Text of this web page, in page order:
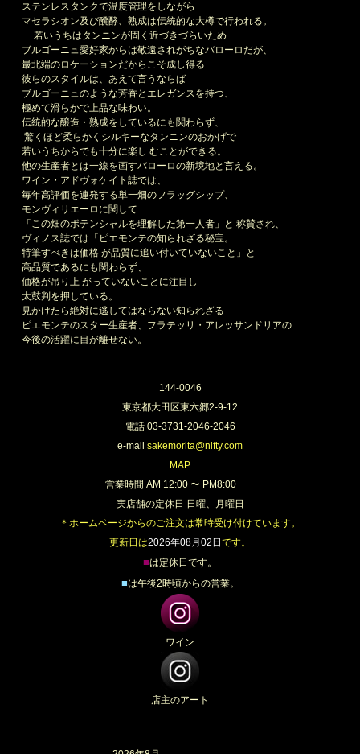
ステンレスタンクで温度管理をしながら
マセラシオン及び醗酵、熟成は伝統的な大樽で行われる。
若いうちはタンニンが固く近づきづらいため
ブルゴーニュ愛好家からは敬遠されがちなバローロだが、
最北端のロケーションだからこそ成し得る
彼らのスタイルは、あえて言うならば
ブルゴーニュのような芳香とエレガンスを持つ、
極めて滑らかで上品な味わい。
伝統的な醸造・熟成をしているにも関わらず、
驚くほど柔らかくシルキーなタンニンのおかげで
若いうちからでも十分に楽し むことができる。
他の生産者とは一線を画すバローロの新境地と言える。
ワイン・アドヴォケイト誌では、
毎年高評価を連発する単一畑のフラッグシップ、
モンヴィリエーロに関して
「この畑のポテンシャルを理解した第一人者」と 称賛され、
ヴィノス誌では「ピエモンテの知られざる秘宝。
特筆すべきは価格 が品質に追い付いていないこと」と
高品質であるにも関わらず、
価格が吊り上 がっていないことに注目し
太鼓判を押している。
見かけたら絶対に逃してはならない知られざる
ピエモンテのスター生産者、フラテッリ・アレッサンドリアの
今後の活躍に目が離せない。
144-0046
東京都大田区東六郷2-9-12
電話 03-3731-2046-2046
e-mail sakemorita@nifty.com
MAP
営業時間 AM 12:00 〜 PM8:00
実店舗の定休日 日曜、月曜日
＊ホームページからのご注文は常時受け付けています。
更新日は2026年08月02日 です。
■は定休日です。
■は午後2時頃からの営業。
ワイン
店主のアート